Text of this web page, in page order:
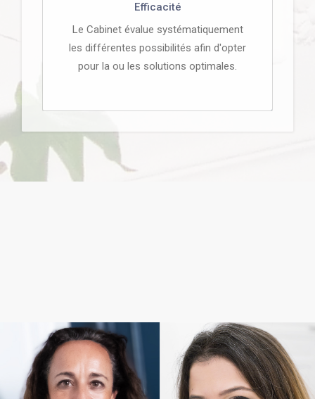
Efficacité
Le Cabinet évalue systématiquement
les différentes possibilités afin d'opter
pour la ou les solutions optimales.